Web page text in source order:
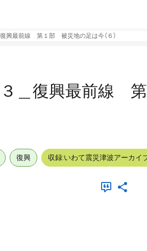
興最前線 第１部 被災地の足は今（６）
３＿復興最前線
復興 収録:いわて震災津波アーカイ